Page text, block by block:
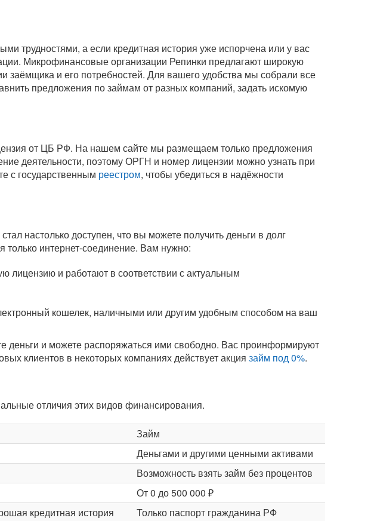
трудностями, а если кредитная история уже испорчена или у вас
Микрофинансовые организации Репинки предлагают широкую
заёмщика и его потребностей. Для вашего удобства мы собрали все
предложения по займам от разных компаний, задать искомую
от ЦБ РФ. На нашем сайте мы размещаем только предложения
деятельности, поэтому ОРГН и номер лицензии можно узнать при
с государственным реестром, чтобы убедиться в надёжности
настолько доступен, что вы можете получить деньги в долг
только интернет-соединение. Вам нужно:
лицензию и работают в соответствии с актуальным
кошелек, наличными или другим удобным способом на ваш
деньги и можете распоряжаться ими свободно. Вас проинформируют
клиентов в некоторых компаниях действует акция займ под 0%.
отличия этих видов финансирования.
Займ
Деньгами и другими ценными активами
Возможность взять займ без процентов
От 0 до 500 000 ₽
кредитная история Только паспорт гражданина РФ